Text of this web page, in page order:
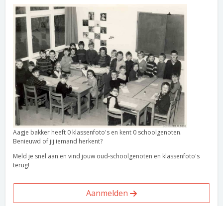
Aagje bakker heeft 0 klassenfoto's en kent 0 schoolgenoten.
Benieuwd of jij iemand herkent?
Meld je snel aan en vind jouw oud-schoolgenoten en klassenfoto's
terug!
Aanmelden